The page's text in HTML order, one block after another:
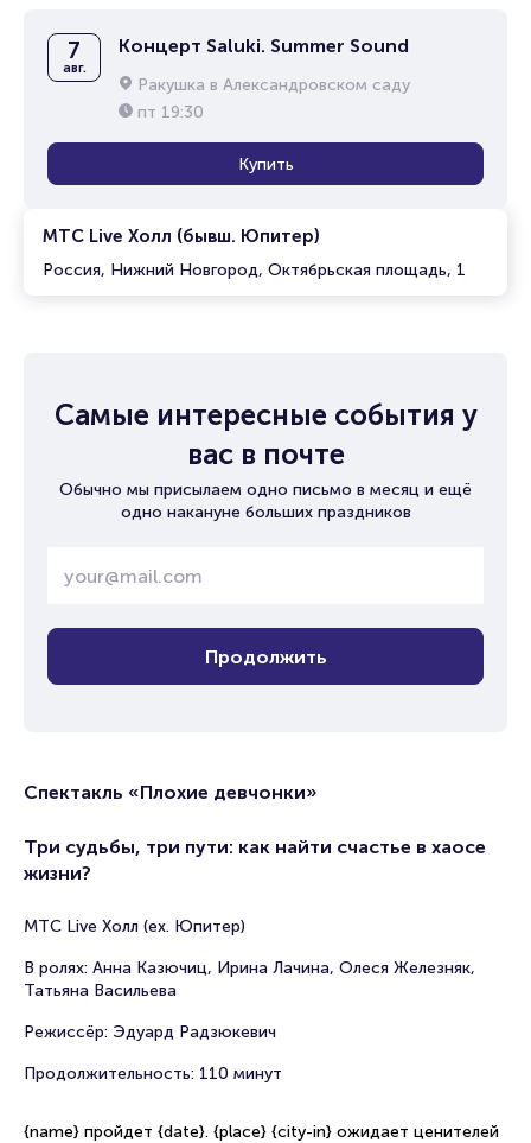
МТС Live Холл (бывш. Юпитер)
Россия, Нижний Новгород, Октябрьская площадь, 1
7
авг.
Концерт Saluki. Summer Sound
Ракушка в Александровском саду
пт 19:30
Купить
Самые интересные события у
вас в почте
Обычно мы присылаем одно письмо в месяц и ещё
одно накануне больших праздников
Продолжить
Спектакль «Плохие девчонки»
Три судьбы, три пути: как найти счастье в хаосе
жизни?
МТС Live Холл (ex. Юпитер)
В ролях: Анна Казючиц, Ирина Лачина, Олеся Железняк,
Татьяна Васильева
Режиссёр: Эдуард Радзюкевич
Продолжительность: 110 минут
{name} пройдет {date}. {place} {city-in} ожидает ценителей